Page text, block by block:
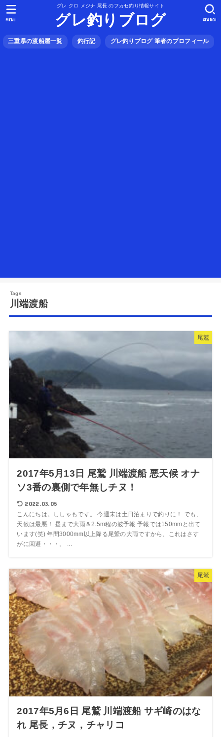
グレ クロ メジナ 尾長 のフカセ釣り情報サイト
グレ釣りブログ
三重県の渡船屋一覧 釣行記 グレ釣りブログ 筆者のプロフィール
SEARCH
MENU
川端渡船
尾鷲
2017年5月13日 尾鷲 川端渡船 悪天候 オナ
ソ3番の裏側で年無しチヌ！
2022.03.05
こんにちは。ししゃもです。 今週末は土日泊まりで釣りに！ でも、
天候は最悪！ 昼まで大雨＆2.5m程の波予報 予報では150mmと出て
います(笑) 年間3000mm以上降る尾鷲の大雨ですから、これはさす
がに回避・・・。 ...
尾鷲
2017年5月6日 尾鷲 川端渡船 サギ崎のはな
れ 尾長，チヌ，チャリコ